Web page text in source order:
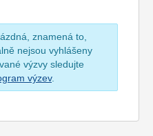
znamená to,
nejsou vyhlášeny
výzvy sledujte
výzev.